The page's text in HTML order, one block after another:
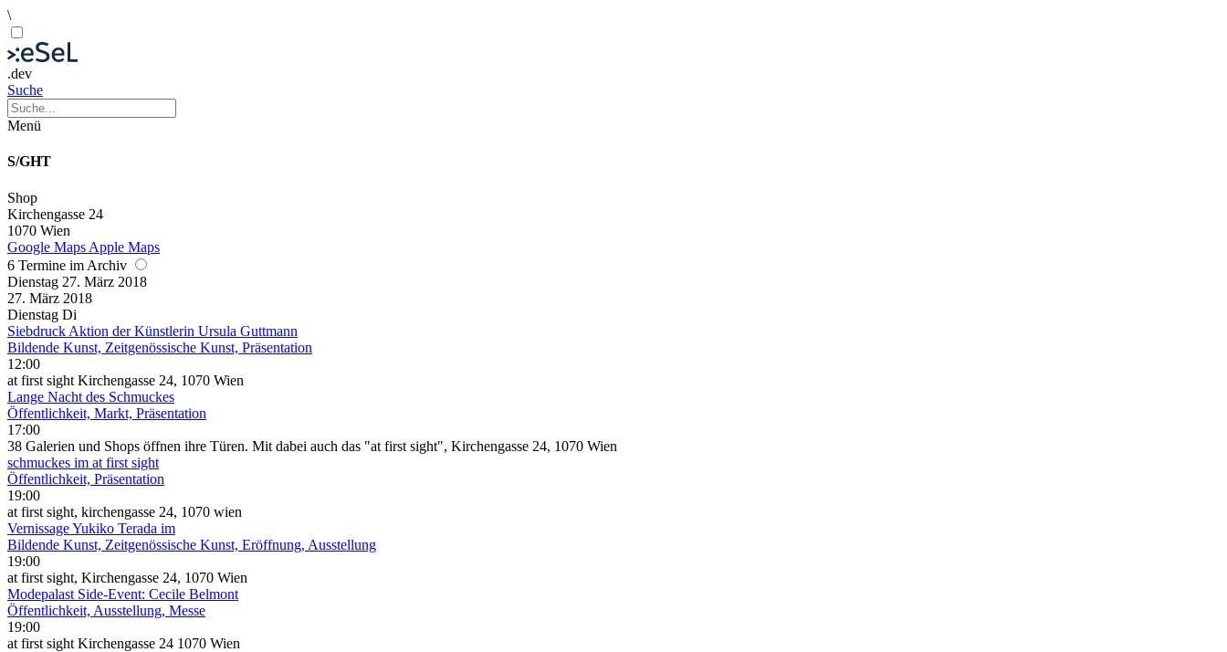
\
.dev
Suche
Menü
S/GHT
Shop
Kirchengasse 24
1070 Wien
Google Maps Apple Maps
6 Termine im Archiv
Dienstag 27. März 2018
27. März 2018
Dienstag Di
Siebdruck Aktion der Künstlerin Ursula Guttmann
Bildende Kunst, Zeitgenössische Kunst, Präsentation
12:00
at first sight Kirchengasse 24, 1070 Wien
Lange Nacht des Schmuckes
Öffentlichkeit, Markt, Präsentation
17:00
38 Galerien und Shops öffnen ihre Türen. Mit dabei auch das "at first sight", Kirchengasse 24, 1070 Wien
schmuckes im at first sight
Öffentlichkeit, Präsentation
19:00
at first sight, kirchengasse 24, 1070 wien
Vernissage Yukiko Terada im
Bildende Kunst, Zeitgenössische Kunst, Eröffnung, Ausstellung
19:00
at first sight, Kirchengasse 24, 1070 Wien
Modepalast Side-Event: Cecile Belmont
Öffentlichkeit, Ausstellung, Messe
19:00
at first sight Kirchengasse 24 1070 Wien